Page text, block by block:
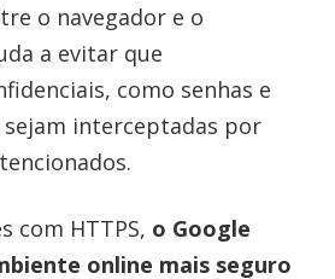
o navegador e o
a evitar que
como senhas e
sejam interceptadas por
com HTTPS, o Google
online mais seguro